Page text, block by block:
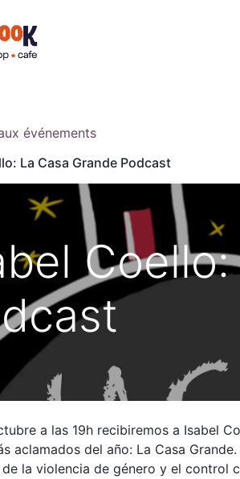
événements
La Casa Grande Podcast
a las 19h recibiremos a Isabel
aclamados del año: La Casa
la violencia de género y el control